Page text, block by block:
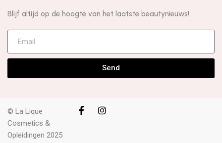
Blijf altijd op de hoogte van het laatste beautynieuws!
Send
© La Lique
Cosmetics &
Opleidingen 2025